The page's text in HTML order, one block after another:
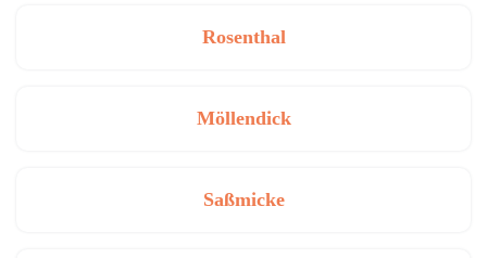
Rosenthal
Möllendick
Saßmicke